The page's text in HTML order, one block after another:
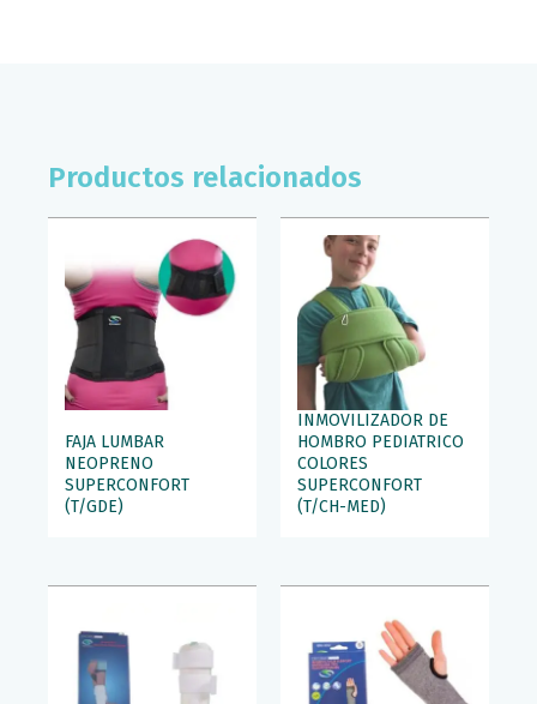
Productos relacionados
FAJA LUMBAR
NEOPRENO
SUPERCONFORT
(T/GDE)
INMOVILIZADOR DE
HOMBRO PEDIATRICO
COLORES
SUPERCONFORT
(T/CH-MED)